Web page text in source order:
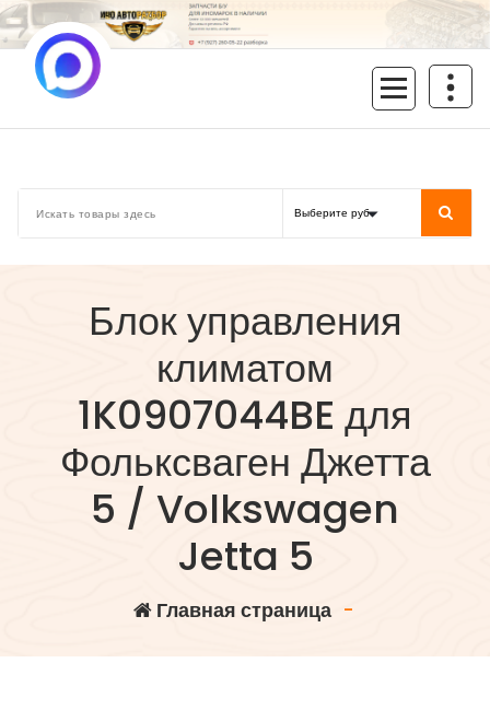
Перейти
к
содержимому
Блок управления
климатом
1K0907044BE для
Фольксваген Джетта
5 / Volkswagen
Jetta 5
Главная страница-